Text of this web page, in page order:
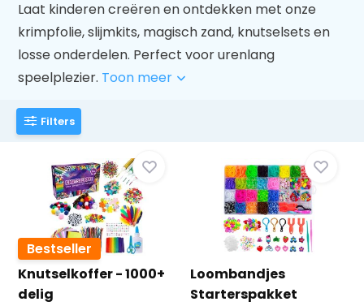
Laat kinderen creëren en ontdekken met onze
krimpfolie, slijmkits, magisch zand, knutselsets en
losse onderdelen. Perfect voor urenlang
speelplezier. Toon meer
Filters
Bestseller
Knutselkoffer - 1000+
delig
Loombandjes
Starterspakket